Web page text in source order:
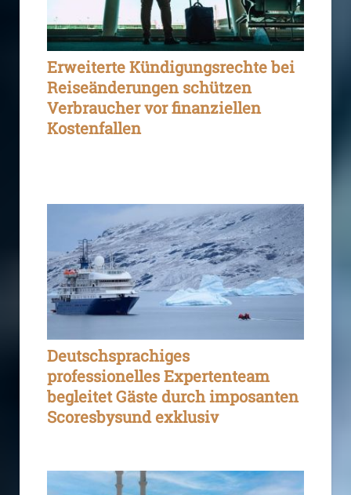
Erweiterte Kündigungsrechte bei
Reiseänderungen schützen
Verbraucher vor finanziellen
Kostenfallen
Deutschsprachiges
professionelles Expertenteam
begleitet Gäste durch imposanten
Scoresbysund exklusiv